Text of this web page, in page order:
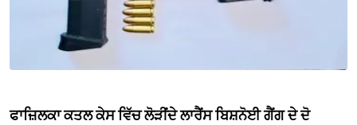
ਫਾਜ਼ਿਲਕਾ ਕਤਲ ਕੇਸ ਵਿੱਚ ਲੋੜੀਂਦੇ ਲਾਰੈਂਸ ਬਿਸ਼ਨੋਈ ਗੈਂਗ ਦੇ ਦੋ